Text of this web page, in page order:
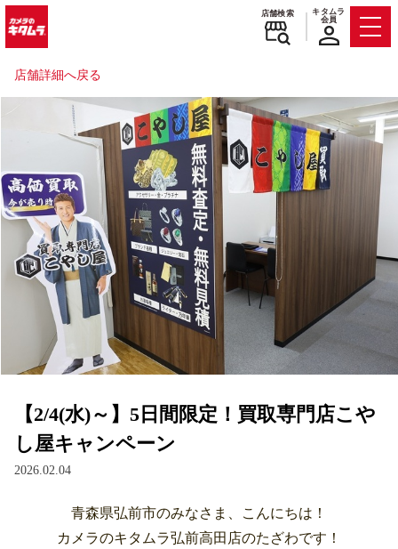
店舗検索
キタムラ
会員
店舗詳細へ戻る
【2/4(水)～】5日間限定！買取専門店こや
し屋キャンペーン
2026.02.04
青森県弘前市のみなさま、こんにちは！
カメラのキタムラ弘前高田店のたざわです！